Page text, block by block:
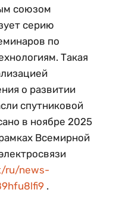
союзом
серию
по
Такая
о развитии
спутниковой
в ноябре 2025
Всемирной
ru/news-
.